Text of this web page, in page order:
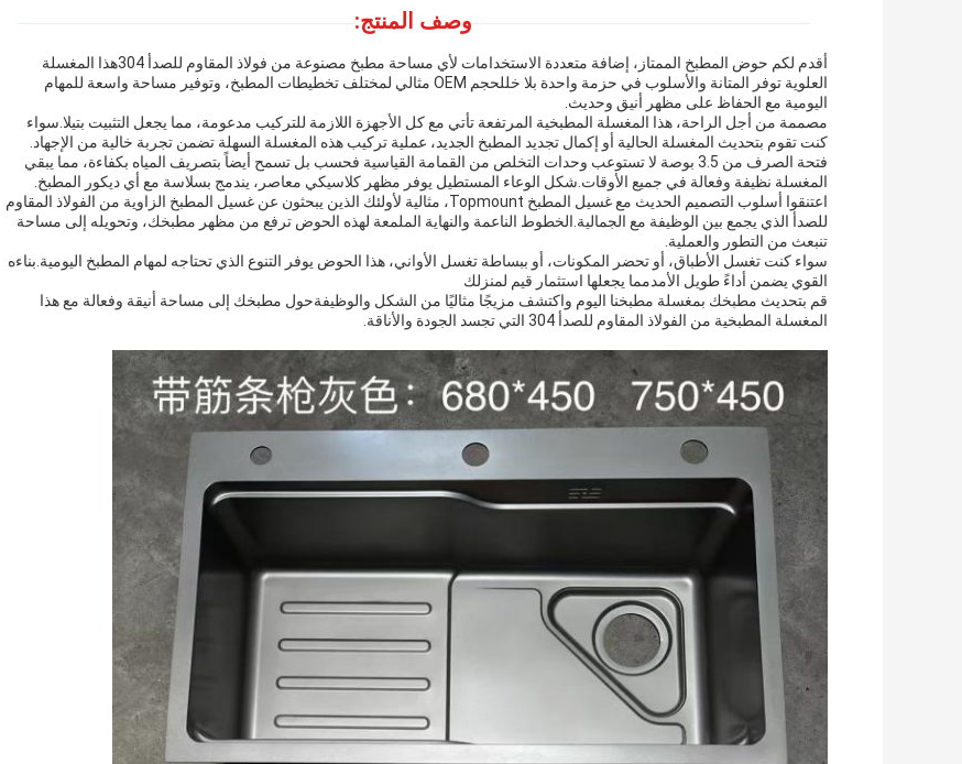
وصف المنتج:
أقدم لكم حوض المطبخ الممتاز، إضافة متعددة الاستخدامات لأي مساحة مطبخ مصنوعة من فولاذ المقاوم للصدأ 304هذا المغسلة
العلوية توفر المتانة والأسلوب في حزمة واحدة بلا خللحجم OEM مثالي لمختلف تخطيطات المطبخ، وتوفير مساحة واسعة للمهام
اليومية مع الحفاظ على مظهر أنيق وحديث.
مصممة من أجل الراحة، هذا المغسلة المطبخية المرتفعة تأتي مع كل الأجهزة اللازمة للتركيب مدعومة، مما يجعل التثبيت بتيلا.سواء
كنت تقوم بتحديث المغسلة الحالية أو إكمال تجديد المطبخ الجديد، عملية تركيب هذه المغسلة السهلة تضمن تجربة خالية من الإجهاد.
فتحة الصرف من 3.5 بوصة لا تستوعب وحدات التخلص من القمامة القياسية فحسب بل تسمح أيضاً بتصريف المياه بكفاءة، مما يبقي
المغسلة نظيفة وفعالة في جميع الأوقات.شكل الوعاء المستطيل يوفر مظهر كلاسيكي معاصر، يندمج بسلاسة مع أي ديكور المطبخ.
اعتنقوا أسلوب التصميم الحديث مع غسيل المطبخ Topmount، مثالية لأولئك الذين يبحثون عن غسيل المطبخ الزاوية من الفولاذ المقاوم
للصدأ الذي يجمع بين الوظيفة مع الجمالية.الخطوط الناعمة والنهاية الملمعة لهذه الحوض ترفع من مظهر مطبخك، وتحويله إلى مساحة
تنبعث من التطور والعملية.
سواء كنت تغسل الأطباق، أو تحضر المكونات، أو ببساطة تغسل الأواني، هذا الحوض يوفر التنوع الذي تحتاجه لمهام المطبخ اليومية.بناءه
القوي يضمن أداءً طويل الأمدمما يجعلها استثمار قيم لمنزلك
قم بتحديث مطبخك بمغسلة مطبخنا اليوم واكتشف مزيجًا مثاليًا من الشكل والوظيفةحول مطبخك إلى مساحة أنيقة وفعالة مع هذا
المغسلة المطبخية من الفولاذ المقاوم للصدأ 304 التي تجسد الجودة والأناقة.